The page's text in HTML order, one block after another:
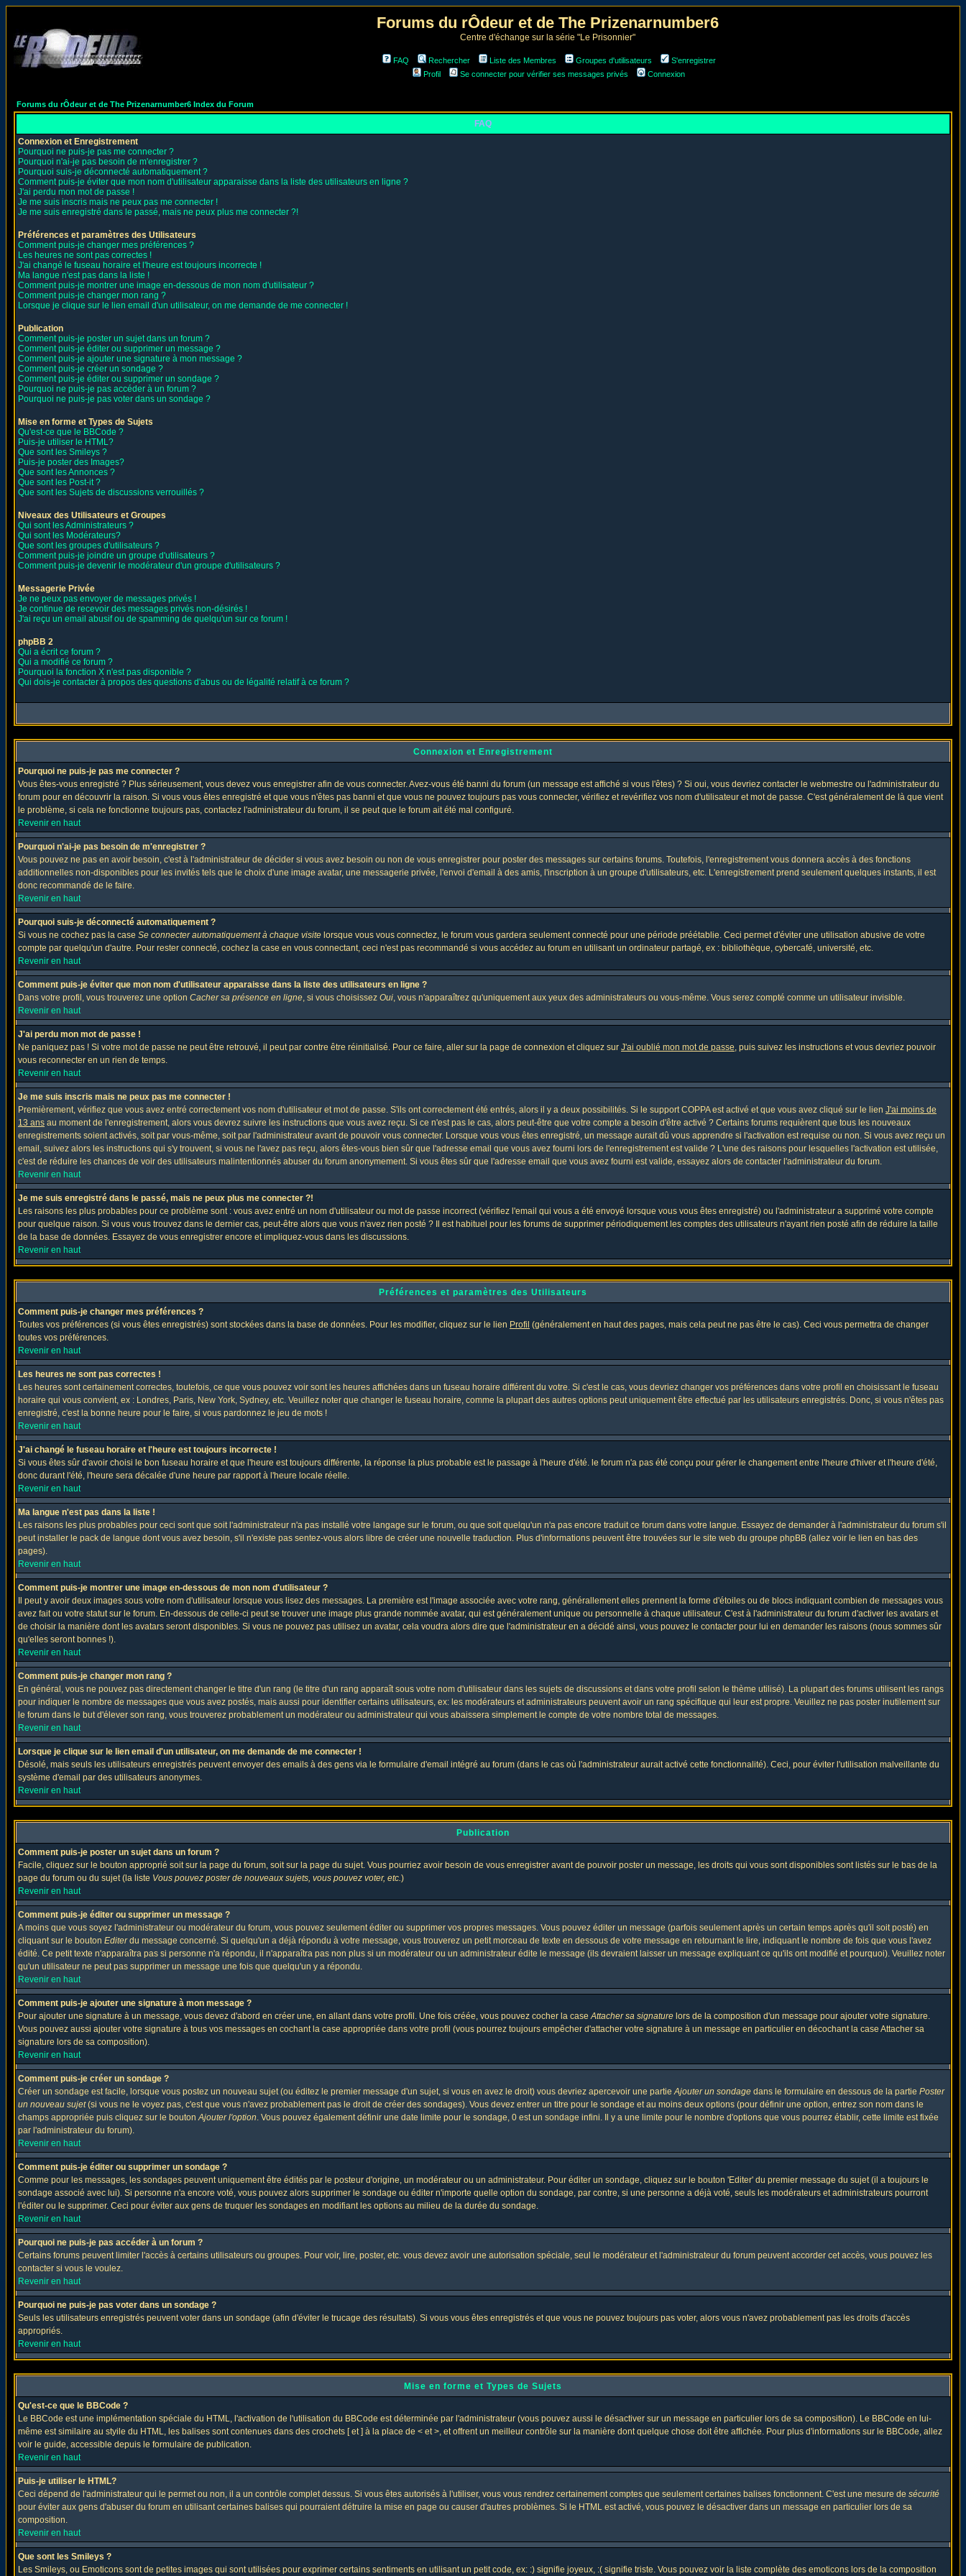
Forums du rÔdeur et de The Prizenarnumber6
Centre d'échange sur la série "Le Prisonnier"
FAQ Rechercher Liste des Membres Groupes d'utilisateurs
S'enregistrer
Profil
Se connecter pour vérifier ses messages privés Connexion
Forums du rÔdeur et de The Prizenarnumber6 Index du Forum
FAQ
Connexion et Enregistrement
Pourquoi ne puis-je pas me connecter ?
Pourquoi n'ai-je pas besoin de m'enregistrer ?
Pourquoi suis-je déconnecté automatiquement ?
Comment puis-je éviter que mon nom d'utilisateur apparaisse dans la liste des utilisateurs en ligne ?
J'ai perdu mon mot de passe !
Je me suis inscris mais ne peux pas me connecter !
Je me suis enregistré dans le passé, mais ne peux plus me connecter ?!
Préférences et paramètres des Utilisateurs
Comment puis-je changer mes préférences ?
Les heures ne sont pas correctes !
J'ai changé le fuseau horaire et l'heure est toujours incorrecte !
Ma langue n'est pas dans la liste !
Comment puis-je montrer une image en-dessous de mon nom d'utilisateur ?
Comment puis-je changer mon rang ?
Lorsque je clique sur le lien email d'un utilisateur, on me demande de me connecter !
Publication
Comment puis-je poster un sujet dans un forum ?
Comment puis-je éditer ou supprimer un message ?
Comment puis-je ajouter une signature à mon message ?
Comment puis-je créer un sondage ?
Comment puis-je éditer ou supprimer un sondage ?
Pourquoi ne puis-je pas accéder à un forum ?
Pourquoi ne puis-je pas voter dans un sondage ?
Mise en forme et Types de Sujets
Qu'est-ce que le BBCode ?
Puis-je utiliser le HTML?
Que sont les Smileys ?
Puis-je poster des Images?
Que sont les Annonces ?
Que sont les Post-it ?
Que sont les Sujets de discussions verrouillés ?
Niveaux des Utilisateurs et Groupes
Qui sont les Administrateurs ?
Qui sont les Modérateurs?
Que sont les groupes d'utilisateurs ?
Comment puis-je joindre un groupe d'utilisateurs ?
Comment puis-je devenir le modérateur d'un groupe d'utilisateurs ?
Messagerie Privée
Je ne peux pas envoyer de messages privés !
Je continue de recevoir des messages privés non-désirés !
J'ai reçu un email abusif ou de spamming de quelqu'un sur ce forum !
phpBB 2
Qui a écrit ce forum ?
Qui a modifié ce forum ?
Pourquoi la fonction X n'est pas disponible ?
Qui dois-je contacter à propos des questions d'abus ou de légalité relatif à ce forum ?
Connexion et Enregistrement
Pourquoi ne puis-je pas me connecter ?
Vous êtes-vous enregistré ? Plus sérieusement, vous devez vous enregistrer afin de vous connecter. Avez-vous été banni du forum (un message est affiché si vous l'êtes) ? Si oui, vous devriez contacter le webmestre ou l'administrateur du
forum pour en découvrir la raison. Si vous vous êtes enregistré et que vous n'êtes pas banni et que vous ne pouvez toujours pas vous connecter, vérifiez et revérifiez vos nom d'utilisateur et mot de passe. C'est généralement de là que vient
le problème, si cela ne fonctionne toujours pas, contactez l'administrateur du forum, il se peut que le forum ait été mal configuré.
Revenir en haut
Pourquoi n'ai-je pas besoin de m'enregistrer ?
Vous pouvez ne pas en avoir besoin, c'est à l'administrateur de décider si vous avez besoin ou non de vous enregistrer pour poster des messages sur certains forums. Toutefois, l'enregistrement vous donnera accès à des fonctions
additionnelles non-disponibles pour les invités tels que le choix d'une image avatar, une messagerie privée, l'envoi d'email à des amis, l'inscription à un groupe d'utilisateurs, etc. L'enregistrement prend seulement quelques instants, il est
donc recommandé de le faire.
Revenir en haut
Pourquoi suis-je déconnecté automatiquement ?
Si vous ne cochez pas la case Se connecter automatiquement à chaque visite lorsque vous vous connectez, le forum vous gardera seulement connecté pour une période préétablie. Ceci permet d'éviter une utilisation abusive de votre
compte par quelqu'un d'autre. Pour rester connecté, cochez la case en vous connectant, ceci n'est pas recommandé si vous accédez au forum en utilisant un ordinateur partagé, ex : bibliothèque, cybercafé, université, etc.
Revenir en haut
Comment puis-je éviter que mon nom d'utilisateur apparaisse dans la liste des utilisateurs en ligne ?
Dans votre profil, vous trouverez une option Cacher sa présence en ligne, si vous choisissez Oui, vous n'apparaîtrez qu'uniquement aux yeux des administrateurs ou vous-même. Vous serez compté comme un utilisateur invisible.
Revenir en haut
J'ai perdu mon mot de passe !
Ne paniquez pas ! Si votre mot de passe ne peut être retrouvé, il peut par contre être réinitialisé. Pour ce faire, aller sur la page de connexion et cliquez sur J'ai oublié mon mot de passe, puis suivez les instructions et vous devriez pouvoir
vous reconnecter en un rien de temps.
Revenir en haut
Je me suis inscris mais ne peux pas me connecter !
Premièrement, vérifiez que vous avez entré correctement vos nom d'utilisateur et mot de passe. S'ils ont correctement été entrés, alors il y a deux possibilités. Si le support COPPA est activé et que vous avez cliqué sur le lien J'ai moins de
13 ans au moment de l'enregistrement, alors vous devrez suivre les instructions que vous avez reçu. Si ce n'est pas le cas, alors peut-être que votre compte a besoin d'être activé ? Certains forums requièrent que tous les nouveaux
enregistrements soient activés, soit par vous-même, soit par l'administrateur avant de pouvoir vous connecter. Lorsque vous vous êtes enregistré, un message aurait dû vous apprendre si l'activation est requise ou non. Si vous avez reçu un
email, suivez alors les instructions qui s'y trouvent, si vous ne l'avez pas reçu, alors êtes-vous bien sûr que l'adresse email que vous avez fourni lors de l'enregistrement est valide ? L'une des raisons pour lesquelles l'activation est utilisée,
c'est de réduire les chances de voir des utilisateurs malintentionnés abuser du forum anonymement. Si vous êtes sûr que l'adresse email que vous avez fourni est valide, essayez alors de contacter l'administrateur du forum.
Revenir en haut
Je me suis enregistré dans le passé, mais ne peux plus me connecter ?!
Les raisons les plus probables pour ce problème sont : vous avez entré un nom d'utilisateur ou mot de passe incorrect (vérifiez l'email qui vous a été envoyé lorsque vous vous êtes enregistré) ou l'administrateur a supprimé votre compte
pour quelque raison. Si vous vous trouvez dans le dernier cas, peut-être alors que vous n'avez rien posté ? Il est habituel pour les forums de supprimer périodiquement les comptes des utilisateurs n'ayant rien posté afin de réduire la taille
de la base de données. Essayez de vous enregistrer encore et impliquez-vous dans les discussions.
Revenir en haut
Préférences et paramètres des Utilisateurs
Comment puis-je changer mes préférences ?
Toutes vos préférences (si vous êtes enregistrés) sont stockées dans la base de données. Pour les modifier, cliquez sur le lien Profil (généralement en haut des pages, mais cela peut ne pas être le cas). Ceci vous permettra de changer
toutes vos préférences.
Revenir en haut
Les heures ne sont pas correctes !
Les heures sont certainement correctes, toutefois, ce que vous pouvez voir sont les heures affichées dans un fuseau horaire différent du votre. Si c'est le cas, vous devriez changer vos préférences dans votre profil en choisissant le fuseau
horaire qui vous convient, ex : Londres, Paris, New York, Sydney, etc. Veuillez noter que changer le fuseau horaire, comme la plupart des autres options peut uniquement être effectué par les utilisateurs enregistrés. Donc, si vous n'êtes pas
enregistré, c'est la bonne heure pour le faire, si vous pardonnez le jeu de mots !
Revenir en haut
J'ai changé le fuseau horaire et l'heure est toujours incorrecte !
Si vous êtes sûr d'avoir choisi le bon fuseau horaire et que l'heure est toujours différente, la réponse la plus probable est le passage à l'heure d'été. le forum n'a pas été conçu pour gérer le changement entre l'heure d'hiver et l'heure d'été,
donc durant l'été, l'heure sera décalée d'une heure par rapport à l'heure locale réelle.
Revenir en haut
Ma langue n'est pas dans la liste !
Les raisons les plus probables pour ceci sont que soit l'administrateur n'a pas installé votre langage sur le forum, ou que soit quelqu'un n'a pas encore traduit ce forum dans votre langue. Essayez de demander à l'administrateur du forum s'il
peut installer le pack de langue dont vous avez besoin, s'il n'existe pas sentez-vous alors libre de créer une nouvelle traduction. Plus d'informations peuvent être trouvées sur le site web du groupe phpBB (allez voir le lien en bas des
pages).
Revenir en haut
Comment puis-je montrer une image en-dessous de mon nom d'utilisateur ?
Il peut y avoir deux images sous votre nom d'utilisateur lorsque vous lisez des messages. La première est l'image associée avec votre rang, générallement elles prennent la forme d'étoiles ou de blocs indiquant combien de messages vous
avez fait ou votre statut sur le forum. En-dessous de celle-ci peut se trouver une image plus grande nommée avatar, qui est généralement unique ou personnelle à chaque utilisateur. C'est à l'administrateur du forum d'activer les avatars et
de choisir la manière dont les avatars seront disponibles. Si vous ne pouvez pas utilisez un avatar, cela voudra alors dire que l'administrateur en a décidé ainsi, vous pouvez le contacter pour lui en demander les raisons (nous sommes sûr
qu'elles seront bonnes !).
Revenir en haut
Comment puis-je changer mon rang ?
En général, vous ne pouvez pas directement changer le titre d'un rang (le titre d'un rang apparaît sous votre nom d'utilisateur dans les sujets de discussions et dans votre profil selon le thème utilisé). La plupart des forums utilisent les rangs
pour indiquer le nombre de messages que vous avez postés, mais aussi pour identifier certains utilisateurs, ex: les modérateurs et administrateurs peuvent avoir un rang spécifique qui leur est propre. Veuillez ne pas poster inutilement sur
le forum dans le but d'élever son rang, vous trouverez probablement un modérateur ou administrateur qui vous abaissera simplement le compte de votre nombre total de messages.
Revenir en haut
Lorsque je clique sur le lien email d'un utilisateur, on me demande de me connecter !
Désolé, mais seuls les utilisateurs enregistrés peuvent envoyer des emails à des gens via le formulaire d'email intégré au forum (dans le cas où l'administrateur aurait activé cette fonctionnalité). Ceci, pour éviter l'utilisation malveillante du
système d'email par des utilisateurs anonymes.
Revenir en haut
Publication
Comment puis-je poster un sujet dans un forum ?
Facile, cliquez sur le bouton approprié soit sur la page du forum, soit sur la page du sujet. Vous pourriez avoir besoin de vous enregistrer avant de pouvoir poster un message, les droits qui vous sont disponibles sont listés sur le bas de la
page du forum ou du sujet (la liste Vous pouvez poster de nouveaux sujets, vous pouvez voter, etc.)
Revenir en haut
Comment puis-je éditer ou supprimer un message ?
A moins que vous soyez l'administrateur ou modérateur du forum, vous pouvez seulement éditer ou supprimer vos propres messages. Vous pouvez éditer un message (parfois seulement après un certain temps après qu'il soit posté) en
cliquant sur le bouton Editerdu message concerné. Si quelqu'un a déjà répondu à votre message, vous trouverez un petit morceau de texte en dessous de votre message en retournant le lire, indiquant le nombre de fois que vous l'avez
édité. Ce petit texte n'apparaîtra pas si personne n'a répondu, il n'apparaîtra pas non plus si un modérateur ou un administrateur édite le message (ils devraient laisser un message expliquant ce qu'ils ont modifié et pourquoi). Veuillez noter
qu'un utilisateur ne peut pas supprimer un message une fois que quelqu'un y a répondu.
Revenir en haut
Comment puis-je ajouter une signature à mon message ?
Pour ajouter une signature à un message, vous devez d'abord en créer une, en allant dans votre profil. Une fois créée, vous pouvez cocher la caseAttacher sa signature lors de la composition d'un message pour ajouter votre signature.
Vous pouvez aussi ajouter votre signature à tous vos messages en cochant la case appropriée dans votre profil (vous pourrez toujours empêcher d'attacher votre signature à un message en particulier en décochant la case Attacher sa
signature lors de sa composition).
Revenir en haut
Comment puis-je créer un sondage ?
Créer un sondage est facile, lorsque vous postez un nouveau sujet (ou éditez le premier message d'un sujet, si vous en avez le droit) vous devriez apercevoir une partieAjouter un sondage dans le formulaire en dessous de la partie Poster
un nouveau sujet(si vous ne le voyez pas, c'est que vous n'avez probablement pas le droit de créer des sondages). Vous devez entrer un titre pour le sondage et au moins deux options (pour définir une option, entrez son nom dans le
champs appropriée puis cliquez sur le boutonAjouter l'option. Vous pouvez également définir une date limite pour le sondage, 0 est un sondage infini. Il y a une limite pour le nombre d'options que vous pourrez établir, cette limite est fixée
par l'administrateur du forum).
Revenir en haut
Comment puis-je éditer ou supprimer un sondage ?
Comme pour les messages, les sondages peuvent uniquement être édités par le posteur d'origine, un modérateur ou un administrateur. Pour éditer un sondage, cliquez sur le bouton 'Editer' du premier message du sujet (il a toujours le
sondage associé avec lui). Si personne n'a encore voté, vous pouvez alors supprimer le sondage ou éditer n'importe quelle option du sondage, par contre, si une personne a déjà voté, seuls les modérateurs et administrateurs pourront
l'éditer ou le supprimer. Ceci pour éviter aux gens de truquer les sondages en modifiant les options au milieu de la durée du sondage.
Revenir en haut
Pourquoi ne puis-je pas accéder à un forum ?
Certains forums peuvent limiter l'accès à certains utilisateurs ou groupes. Pour voir, lire, poster, etc. vous devez avoir une autorisation spéciale, seul le modérateur et l'administrateur du forum peuvent accorder cet accès, vous pouvez les
contacter si vous le voulez.
Revenir en haut
Pourquoi ne puis-je pas voter dans un sondage ?
Seuls les utilisateurs enregistrés peuvent voter dans un sondage (afin d'éviter le trucage des résultats). Si vous vous êtes enregistrés et que vous ne pouvez toujours pas voter, alors vous n'avez probablement pas les droits d'accès
appropriés.
Revenir en haut
Mise en forme et Types de Sujets
Qu'est-ce que le BBCode ?
Le BBCode est une implémentation spéciale du HTML, l'activation de l'utilisation du BBCode est déterminée par l'administrateur (vous pouvez aussi le désactiver sur un message en particulier lors de sa composition). Le BBCode en lui-
même est similaire au styile du HTML, les balises sont contenues dans des crochets [ et ] à la place de < et >, et offrent un meilleur contrôle sur la manière dont quelque chose doit être affichée. Pour plus d'informations sur le BBCode, allez
voir le guide, accessible depuis le formulaire de publication.
Revenir en haut
Puis-je utiliser le HTML?
Ceci dépend de l'administrateur qui le permet ou non, il a un contrôle complet dessus. Si vous êtes autorisés à l'utiliser, vous vous rendrez certainement comptes que seulement certaines balises fonctionnent. C'est une mesure de sécurité
pour éviter aux gens d'abuser du forum en utilisant certaines balises qui pourraient détruire la mise en page ou causer d'autres problèmes. Si le HTML est activé, vous pouvez le désactiver dans un message en particulier lors de sa
composition.
Revenir en haut
Que sont les Smileys ?
Les Smileys, ou Emoticons sont de petites images qui sont utilisées pour exprimer certains sentiments en utilisant un petit code, ex: :) signifie joyeux, :( signifie triste. Vous pouvez voir la liste complète des emoticons lors de la composition